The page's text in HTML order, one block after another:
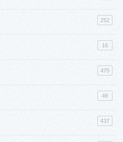
252
16
475
49
437